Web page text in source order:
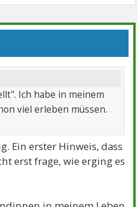
Ich habe in meinem
viel erleben müssen.
Ein erster Hinweis, dass
erst frage, wie erging es